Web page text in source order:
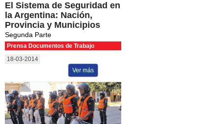
El Sistema de Seguridad en
la Argentina: Nación,
Provincia y Municipios
Segunda Parte
Prensa Documentos de Trabajo
18-03-2014
Ver más